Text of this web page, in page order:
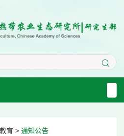
育 > 通知公告